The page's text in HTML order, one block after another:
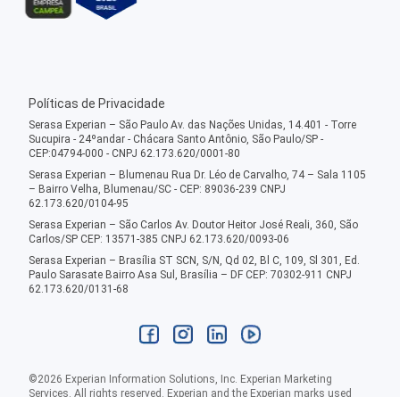
Políticas de Privacidade
Serasa Experian – São Paulo Av. das Nações Unidas, 14.401 - Torre
Sucupira - 24ºandar - Chácara Santo Antônio, São Paulo/SP -
CEP:04794-000 - CNPJ 62.173.620/0001-80
Serasa Experian – Blumenau Rua Dr. Léo de Carvalho, 74 – Sala 1105
– Bairro Velha, Blumenau/SC - CEP: 89036-239 CNPJ
62.173.620/0104-95
Serasa Experian – São Carlos Av. Doutor Heitor José Reali, 360, São
Carlos/SP CEP: 13571-385 CNPJ 62.173.620/0093-06
Serasa Experian – Brasília ST SCN, S/N, Qd 02, Bl C, 109, Sl 301, Ed.
Paulo Sarasate Bairro Asa Sul, Brasília – DF CEP: 70302-911 CNPJ
62.173.620/0131-68
©2026 Experian Information Solutions, Inc. Experian Marketing
Services. All rights reserved. Experian and the Experian marks used